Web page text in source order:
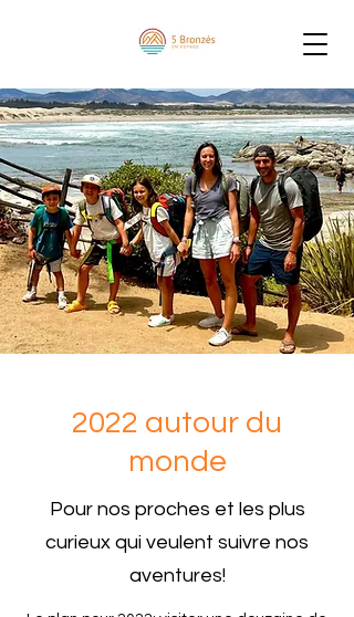
2022 autour du
monde
Pour nos proches et les plus
curieux qui veulent suivre nos
aventures!